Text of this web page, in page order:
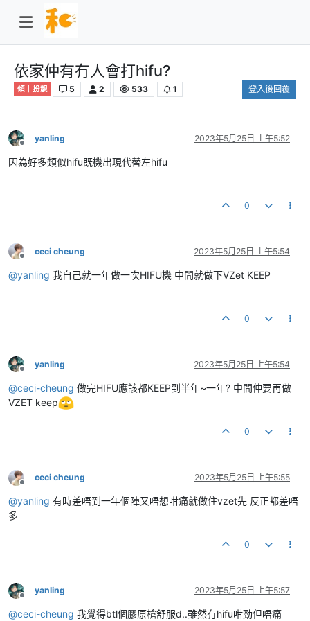
依家仲有冇人會打hifu?
傾｜扮靚 5 2 533 1 登入後回覆
離線
yanling 2023年5月25日 上午5:52
因為好多類似hifu既機出現代替左hifu
0
離線
ceci cheung 2023年5月25日 上午5:54
@yanling 我自己就一年做一次HIFU機 中間就做下VZet KEEP
0
離線
yanling 2023年5月25日 上午5:54
@ceci-cheung 做完HIFU應該都KEEP到半年~一年? 中間仲要再做
VZET keep
0
離線
ceci cheung 2023年5月25日 上午5:55
@yanling 有時差唔到一年個陣又唔想咁痛就做住vzet先 反正都差唔
多
0
離線
yanling 2023年5月25日 上午5:57
@ceci-cheung 我覺得btl個膠原槍舒服d..雖然冇hifu咁勁但唔痛